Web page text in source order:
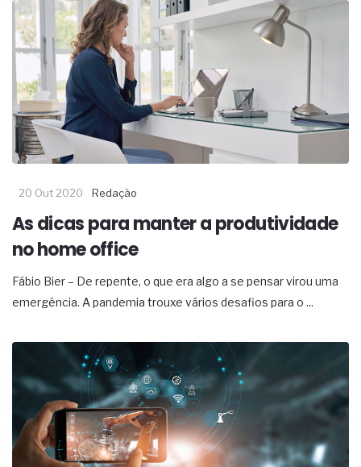
20 Out 2020 Redação
As dicas para manter a produtividade
no home office
Fábio Bier – De repente, o que era algo a se pensar virou uma
emergência. A pandemia trouxe vários desafios para o ...